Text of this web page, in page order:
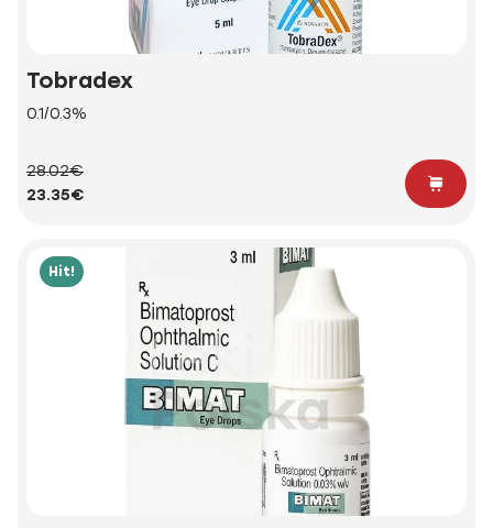
Tobradex
0.1/0.3%
28.02€
23.35€
Hit!